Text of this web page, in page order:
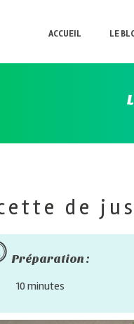
ACCUEIL LE
de
Préparation :
10 minutes